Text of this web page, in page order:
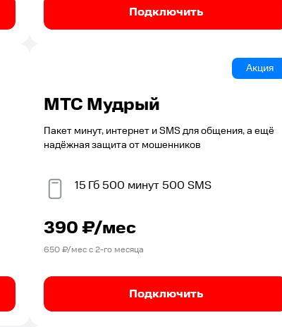
Подключить
Акция
МТС Мудрый
Пакет минут, интернет и SMS для общения, а ещё
надёжная защита от мошенников
15 Гб500 минут500 SMS
390₽/мес
650₽/мес с2-го месяца
Подключить